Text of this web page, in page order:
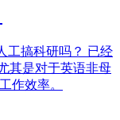
工搞科研吗？ 已经
其是对于英语非母
作效率。